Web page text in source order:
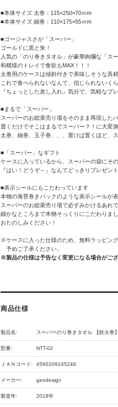
■本体サイズ 太巻：115×250×70ｍm
■本体サイズ 細巻：110×175×55ｍm
■ゴージャスさが「スーパー」
ゴールドに黒と朱！
人気の「のり巻きタオル」が豪華絢爛な「ス
和模様のトレイで食欲もMAX！！！
太巻用のケースは傾斜付きで美味しそうな具材
これで食べられないなんて、信じられないく
『ちょっとした差し入れ』気分で、気軽なプ
■まるで「スーパー」
スーパーのお総菜売り場をそのまま再現した
置くだけでそこはまるでスーパー？！に大変身
太巻、細巻、玉子巻、、、置けば置くほど、
■「スーパー」なギフト
ケースに入っているから、スーパーの袋にその
『はい！どうぞ～』なんてどっきりプレゼン
■表示シールにもこだわっています
本物の海苔巻きパックのような表示シールが
スーパーのお総菜売り場で必ずみかけるあれで
細かなところまで本物そっくりにこだわりまし
おたのしみください！
※ケースに入った仕様のため、無料ラッピン
予めご了承ください。
※製品の仕様は予告なく変更になる場合がござ
商品仕様
製品名: スーパーのり巻きタオル 【鉄火巻】
型番: NTT-02
ＪＡＮコード: 4560209145248
メーカー: geodesign
製造年: 2018年